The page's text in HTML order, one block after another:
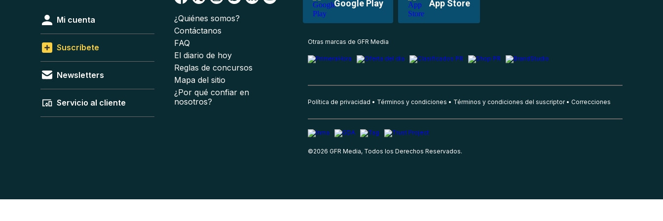
Google Play App Store
Mi cuenta
Suscríbete
Newsletters
Servicio al cliente
¿Quiénes somos?
Contáctanos
FAQ
El diario de hoy
Reglas de concursos
Mapa del sitio
¿Por qué confiar en
nosotros?
Otras marcas de GFR Media
Política de privacidad Términos y condiciones Términos y condiciones del suscriptor Correcciones
©2026 GFR Media, Todos los Derechos Reservados.